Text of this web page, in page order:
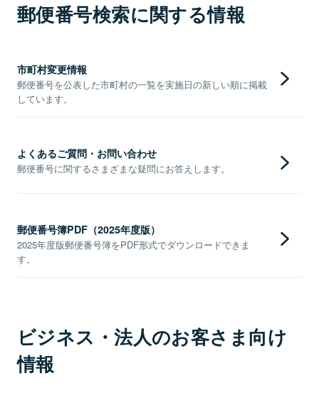
郵便番号検索に関する情報
市町村変更情報
郵便番号を公表した市町村の一覧を実施日の新しい順に掲載
しています。
よくあるご質問・お問い合わせ
郵便番号に関するさまざまな疑問にお答えします。
郵便番号簿PDF（2025年度版）
2025年度版郵便番号簿をPDF形式でダウンロードできま
す。
ビジネス・法人のお客さま向け
情報